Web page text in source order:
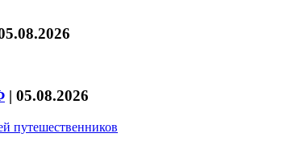
| 05.08.2026